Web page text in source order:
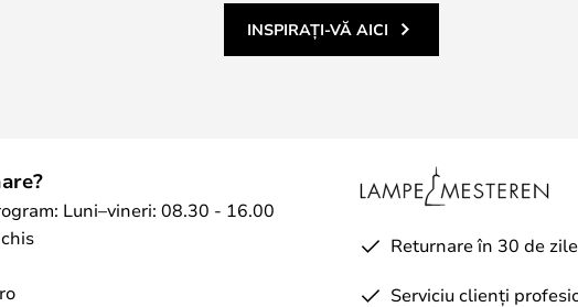
INSPIRAȚI-VĂ AICI
Luni–vineri: 08.30 - 16.00
Returnare în 30 de zile
Serviciu clienți